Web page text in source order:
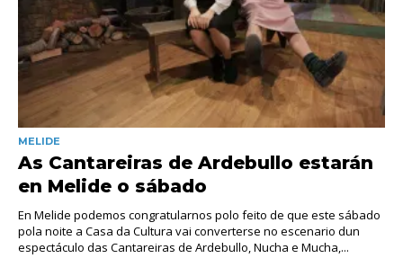
MELIDE
As Cantareiras de Ardebullo estarán
en Melide o sábado
En Melide podemos congratularnos polo feito de que este sábado
pola noite a Casa da Cultura vai converterse no escenario dun
espectáculo das Cantareiras de Ardebullo, Nucha e Mucha,...